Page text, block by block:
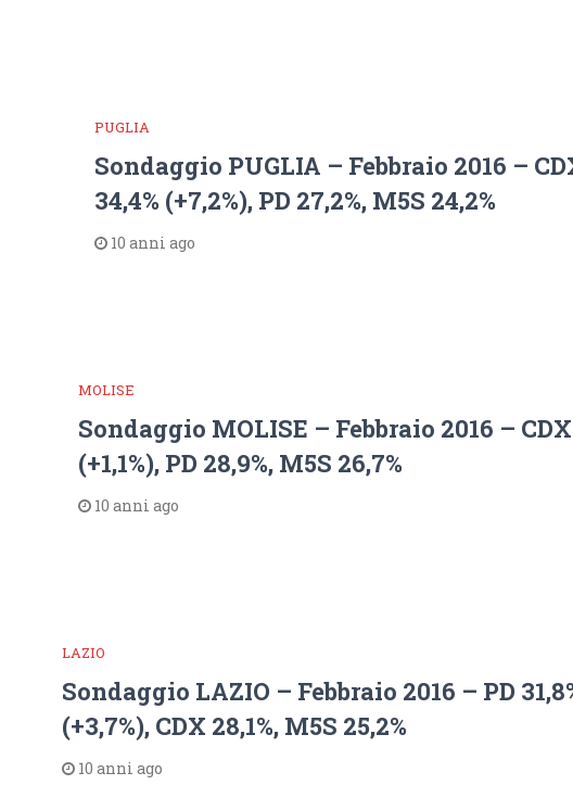
PUGLIA
Sondaggio PUGLIA – Febbraio 2016 –
34,4% (+7,2%), PD 27,2%, M5S 24,2%
10 anni ago
MOLISE
Sondaggio MOLISE – Febbraio 2016 – CDX
(+1,1%), PD 28,9%, M5S 26,7%
10 anni ago
LAZIO
Sondaggio LAZIO – Febbraio 2016 – PD
(+3,7%), CDX 28,1%, M5S 25,2%
10 anni ago